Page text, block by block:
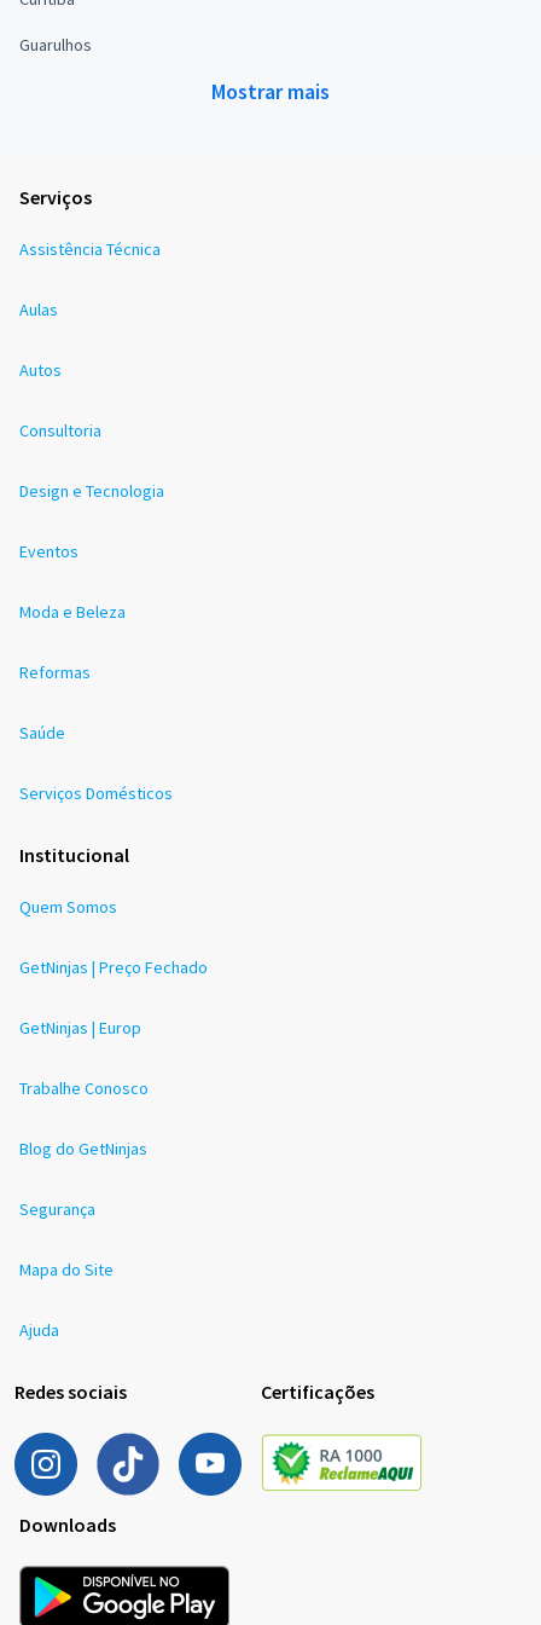
Guarulhos
Mostrar mais
Serviços
Assistência Técnica
Aulas
Autos
Consultoria
Design e Tecnologia
Eventos
Moda e Beleza
Reformas
Saúde
Serviços Domésticos
Institucional
Quem Somos
GetNinjas | Preço Fechado
GetNinjas | Europ
Trabalhe Conosco
Blog do GetNinjas
Segurança
Mapa do Site
Ajuda
Redes sociais Certificações
Downloads